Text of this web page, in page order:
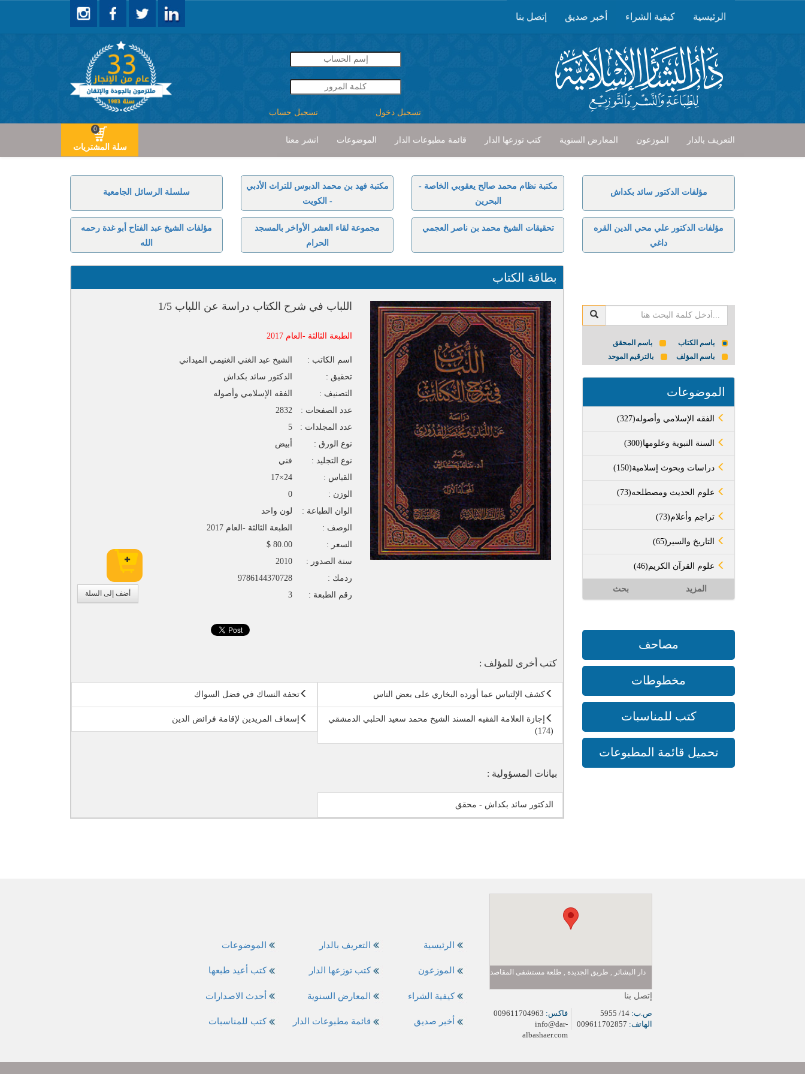
الرئيسية كيفية الشراء أخبر صديق إتصل بنا
تسجيل دخول تسجيل حساب
التعريف بالدار الموزعون المعارض السنوية كتب توزعها الدار قائمة مطبوعات الدار الموضوعات
انشر معنا
سلة المشتريات
0
سلسلة الرسائل الجامعية
مكتبة فهد بن محمد الدبوس للتراث الأدبي
- الكويت
مكتبة نظام محمد صالح يعقوبي الخاصة -
البحرين
مؤلفات الدكتور سائد بكداش
مؤلفات الشيخ عبد الفتاح أبو غدة رحمه
الله
مجموعة لقاء العشر الأواخر بالمسجد
الحرام
تحقيقات الشيخ محمد بن ناصر العجمي
مؤلفات الدكتور علي محي الدين القره
داغي
بطاقة الكتاب
أضف إلى السلة
اللباب في شرح الكتاب دراسة عن اللباب 1/5
الطبعة الثالثة -العام 2017
اسم الكاتب :
الشيخ عبد الغني الغنيمي الميداني
تحقيق :
الدكتور سائد بكداش
التصنيف :
الفقه الإسلامي وأصوله
عدد الصفحات :
2832
عدد المجلدات :
5
نوع الورق :
أبيض
نوع التجليد :
فني
القياس :
24×17
الوزن :
0
الوان الطباعة :
لون واحد
الوصف :
الطبعة الثالثة -العام 2017
السعر :
80.00 $
سنة الصدور :
2010
ردمك :
9786144370728
رقم الطبعة :
3
كتب أخرى للمؤلف :
كشف الإلتباس عما أورده البخاري على بعض الناس تحفة النساك في فضل السواك
إجازة العلامة الفقيه المسند الشيخ محمد سعيد الحلبي الدمشقي
(174)
إسعاف المريدين لإقامة فرائض الدين
بيانات المسؤولية :
الدكتور سائد بكداش - محقق
باسم الكتاب
باسم المحقق
باسم المؤلف
بالترقيم الموحد
الموضوعات
بحث المزيد
مصاحف
مخطوطات
كتب للمناسبات
تحميل قائمة المطبوعات
الموضوعات
كتب أعيد طبعها
أحدث الاصدارات
كتب للمناسبات
التعريف بالدار
كتب توزعها الدار
المعارض السنوية
قائمة مطبوعات الدار
الرئيسية
الموزعون
كيفية الشراء
أخبر صديق
دار البشائر , طريق الجديدة , طلعة مستشفى المقاصد
إتصل بنا
ص.ب:
الهاتف:
فاكس:
info@dar-
albashaer.com